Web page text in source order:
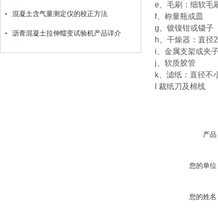
混凝土含气量测定仪的校正方法
沥青混凝土拉伸蠕变试验机产品详介
e、毛刷：细软毛
f、称量瓶或皿
g、镀镍钳或镊子
h、干燥器：直径
i、金属支架或夹
j、软质胶管
k、滤纸：直径不
I 裁纸刀及棉线
产品
您的单位
您的姓名